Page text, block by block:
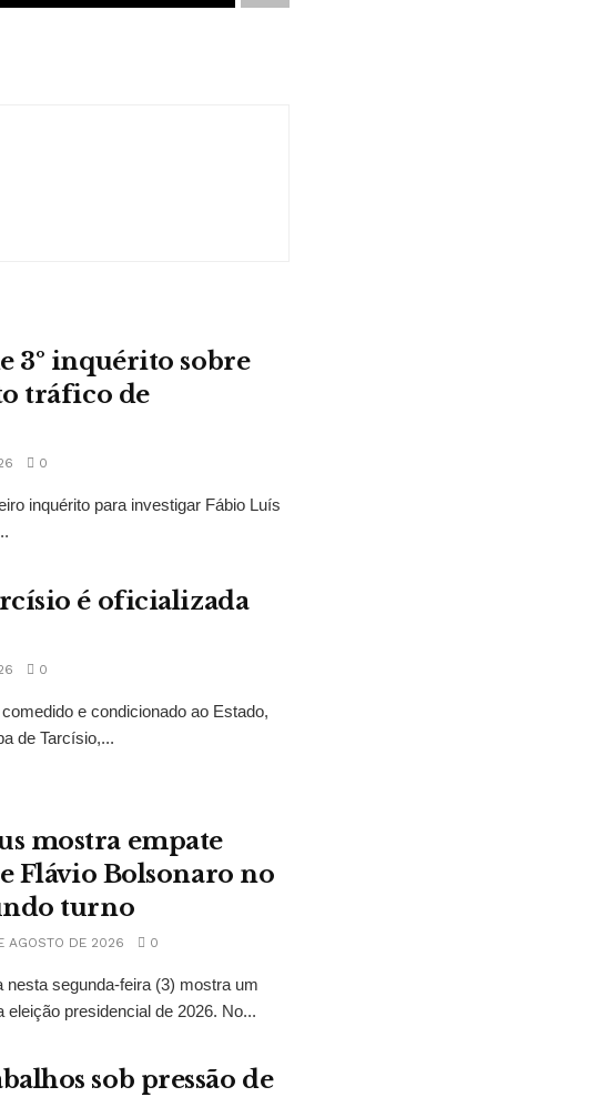
3º inquérito sobre
tráfico de
0
inquérito para investigar Fábio Luís
é oficializada
0
e condicionado ao Estado,
de Tarcísio,...
mostra empate
Flávio Bolsonaro no
turno
AGOSTO DE 2026 0
segunda-feira (3) mostra um
presidencial de 2026. No...
sob pressão de